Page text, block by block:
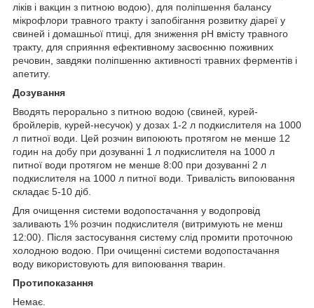
ліків і вакцин з питною водою), для поліпшення балансу
мікрофлори травного тракту і запобігання розвитку діареї у
свиней і домашньої птиці, для зниження pH вмісту травного
тракту, для сприяння ефективному засвоєнню поживних
речовин, завдяки поліпшенню активності травних ферментів і
апетиту.
Дозування
Вводять перорально з питною водою (свиней, курей-
бройлерів, курей-несучок) у дозах 1-2 л подкислителя на 1000
л питної води. Цей розчин випоюють протягом не менше 12
годин на добу при дозуванні 1 л подкислителя на 1000 л
питної води протягом не менше 8:00 при дозуванні 2 л
подкислителя на 1000 л питної води. Тривалість випоювання
складає 5-10 діб.
Для очищення системи водопостачання у водопровід
заливають 1% розчин подкислителя (витримують не менш
12:00). Після застосування систему слід промити проточною
холодною водою. При очищенні системи водопостачання
воду використовують для випоювання тварин.
Протипоказання
Немає.